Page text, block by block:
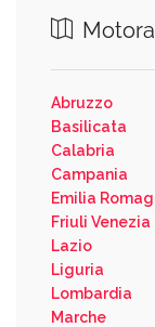
Abruzzo
Basilicata
Calabria
Campania
Emilia
Friuli Venezia
Lazio
Liguria
Lombardia
Marche